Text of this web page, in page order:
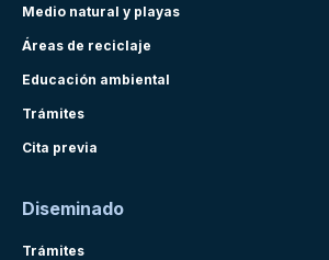
Medio natural y playas
Áreas de reciclaje
Educación ambiental
Trámites
Cita previa
Diseminado
Trámites